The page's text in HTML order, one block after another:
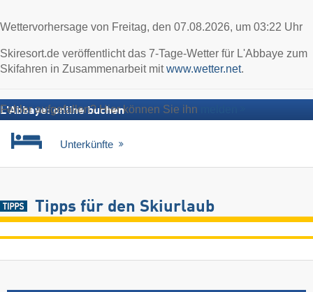
Wettervorhersage von Freitag, den 07.08.2026, um 03:22 Uhr
Skiresort.de veröffentlicht das 7-Tage-Wetter für L'Abbaye zum
Skifahren in Zusammenarbeit mitwww.wetter.net.
Fehler aufgefallen? Hier können Sie ihn
L'Abbaye: online buchen
Unterkünfte
Tipps für den Skiurlaub